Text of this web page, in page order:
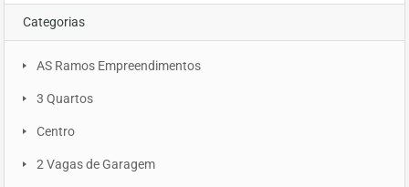
Categorias
AS Ramos Empreendimentos
3 Quartos
Centro
2 Vagas de Garagem